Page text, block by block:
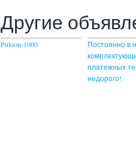
Другие
Puloon-1000
Постоянно в
платежных
недорого!